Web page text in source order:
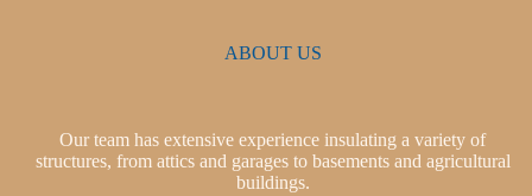
ABOUT US
Our team has extensive experience insulating a variety of
structures, from attics and garages to basements and agricultural
buildings.